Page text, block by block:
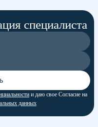
специалиста
и даю свое Согласие на
данных